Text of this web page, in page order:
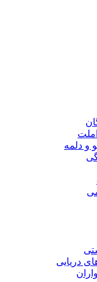
و دلمه
دریایی